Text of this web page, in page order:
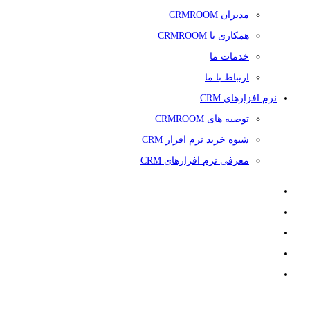
مدیران CRMROOM
همکاری با CRMROOM
خدمات ما
ارتباط با ما
نرم افزارهای CRM
توصیه های CRMROOM
شیوه خرید نرم افزار CRM
معرفی نرم افزارهای CRM